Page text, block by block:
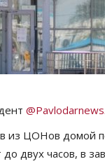
из ЦОНов домой
двух часов, в